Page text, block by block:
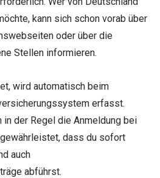
kann sich schon vorab über
oder über die
Stellen informieren.
wird automatisch beim
erfasst.
der Regel die Anmeldung bei
dass du sofort
auch
abführst.